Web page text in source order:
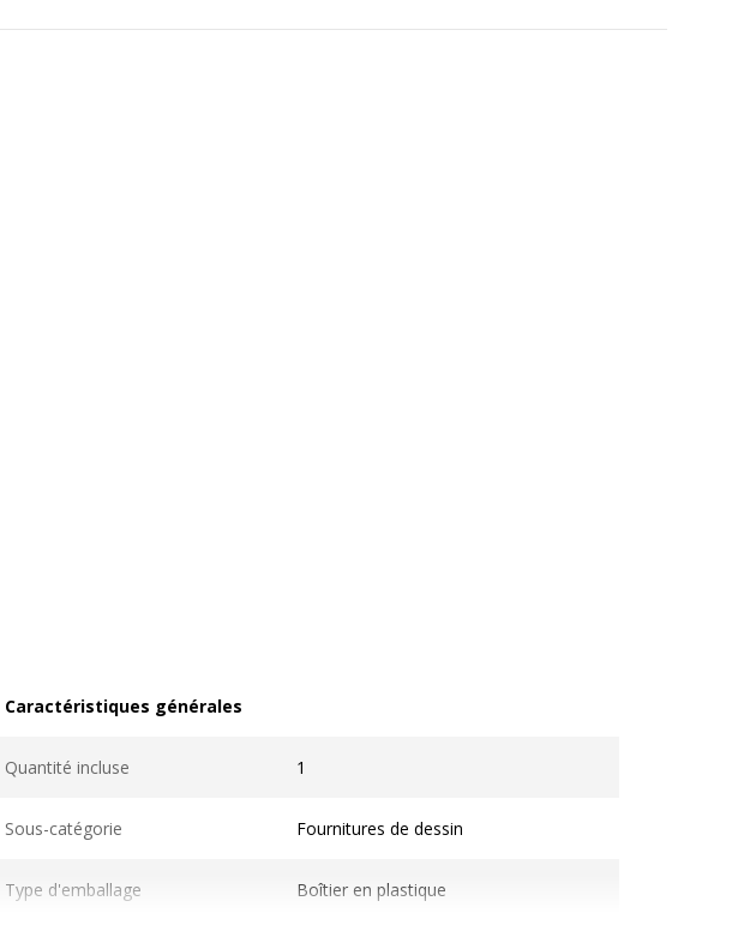
Caractéristiques générales
Quantité incluse 1
Sous-catégorie Fournitures de dessin
Type d'emballage Boîtier en plastique